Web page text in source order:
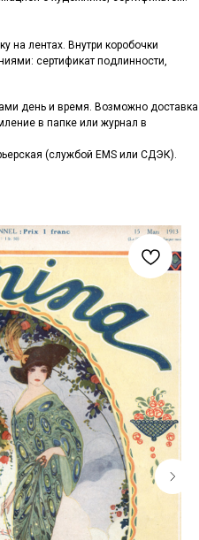
на лентах. Внутри коробочки
сертификат подлинности,
день и время. Возможно доставка
в папке или журнал в
(службой EMS или СДЭК).